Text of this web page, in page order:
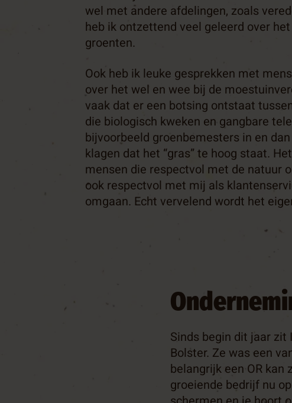
wel met andere afdelingen, zoals
heb ik ontzettend veel geleerd over
groenten.
Ook heb ik leuke gesprekken met
over het wel en wee bij de
vaak dat er een botsing ontstaat
die biologisch kweken en gangbare
bijvoorbeeld groenbemesters in en
klagen dat het “gras” te hoog staat.
mensen die respectvol met de natuur
ook respectvol met mij als
omgaan. Echt vervelend wordt het
Sinds begin dit jaar zit
Bolster. Ze was een
belangrijk een OR kan
groeiende bedrijf nu